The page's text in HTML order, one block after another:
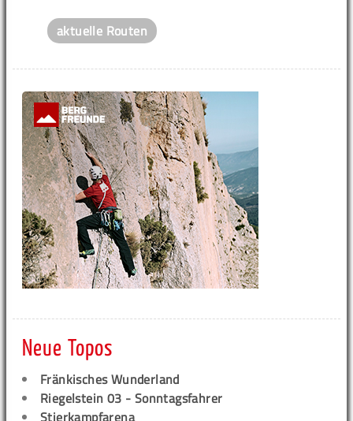
aktuelle Routen
Neue Topos
Fränkisches Wunderland
Riegelstein 03 - Sonntagsfahrer
Stierkampfarena